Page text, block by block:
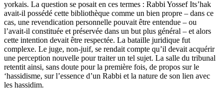
yorkais. La question se posait en ces termes : Rabbi Yossef Its’hak
avait-il possédé cette bibliothèque comme un bien propre – dans ce
cas, une revendication personnelle pouvait être entendue – ou
l’avait-il constituée et préservée dans un but plus général – et alors
cette intention devait être respectée. La bataille juridique fut
complexe. Le juge, non-juif, se rendait compte qu’il devait acquérir
une perception nouvelle pour traiter un tel sujet. La salle du tribunal
retentit ainsi, sans doute pour la première fois, de propos sur le
‘hassidisme, sur l’essence d’un Rabbi et la nature de son lien avec
les hassidim.